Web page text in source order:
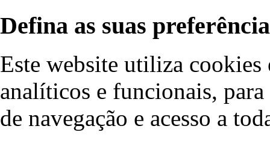
Defina as suas
Este website utiliza cookies
analíticos e funcionais,
de navegação e acesso a